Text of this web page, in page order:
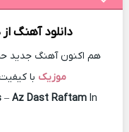
دانلود آهنگ
هم اکنون آهنگ جدید
موزیک با
– Az Dast Raftam In